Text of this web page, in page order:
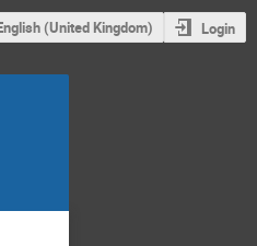
(United Kingdom) Login